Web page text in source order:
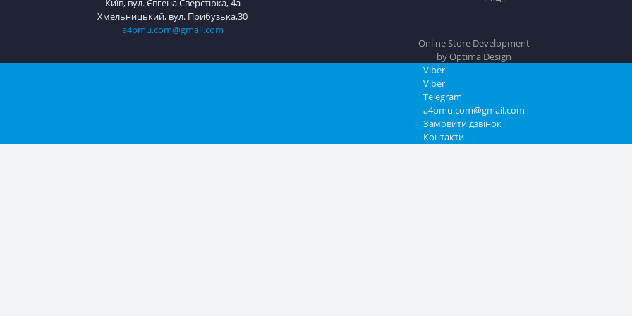
Зв'язатися з нами
Акції
Online Store Development
by Optima Design
Viber
Viber